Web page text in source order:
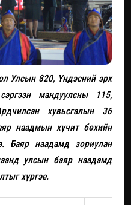
Улсын 820, Үндэсний эрх
мандуулсны 115,
хувьсгалын 36
наадмын хүчит бөхийн
Баяр наадамд зориулан
улсын баяр наадамд
хүргэе.